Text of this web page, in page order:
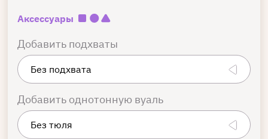
Аксессуары
Добавить подхваты
Добавить однотонную вуаль